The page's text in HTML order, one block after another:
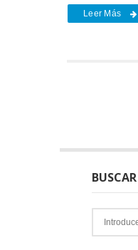
Leer Más
BUSCAR